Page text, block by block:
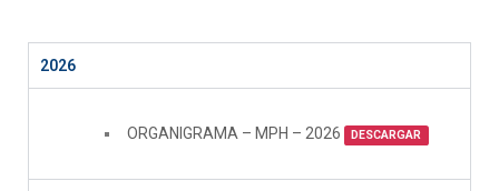
2026
ORGANIGRAMA – MPH – 2026 DESCARGAR